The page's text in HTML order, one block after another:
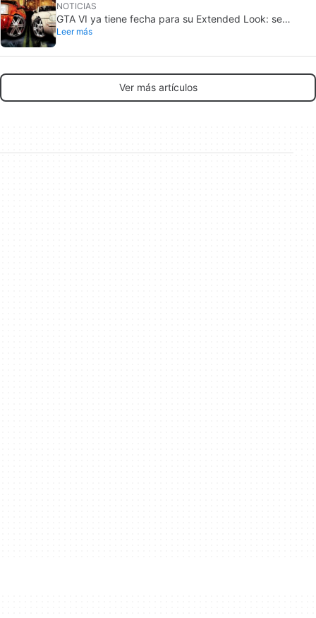
NOTICIAS
GTA VI ya tiene fecha para su Extended Look: se
estrena en Netflix
Leer más
Ver más artículos